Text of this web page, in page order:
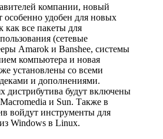
компании, новый
особенно удобен для новых
как все пакеты для
(сетевые
Amarok и Banshee, системы
компьютера и новая
установлены со всеми
и дополнениями.
дистрибутива будут включены
и Sun. Также в
войдут инструменты для
Windows в Linux.